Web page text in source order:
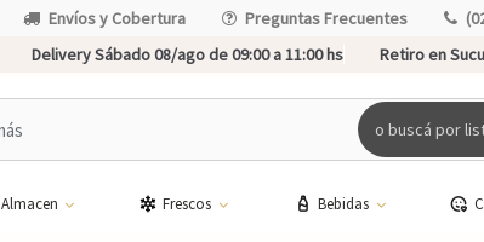
Envíos y Cobertura Preguntas Frecuentes
Delivery Sábado 08/ago de 09:00 a 11:00 hs Retiro en
o buscá por
Almacen Frescos Bebidas